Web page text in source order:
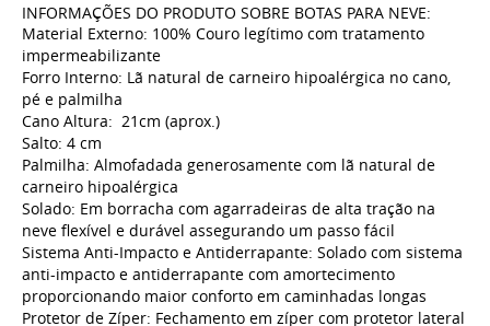
INFORMAÇÕES DO PRODUTO SOBRE BOTAS PARA NEVE:
Material Externo: 100% Couro legítimo com tratamento
impermeabilizante
Forro Interno: Lã natural de carneiro hipoalérgica no cano,
pé e palmilha
Cano Altura: 21cm (aprox.)
Salto: 4 cm
Palmilha: Almofadada generosamente com lã natural de
carneiro hipoalérgica
Solado: Em borracha com agarradeiras de alta tração na
neve flexível e durável assegurando um passo fácil
Sistema Anti-Impacto e Antiderrapante: Solado com sistema
anti-impacto e antiderrapante com amortecimento
proporcionando maior conforto em caminhadas longas
Protetor de Zíper: Fechamento em zíper com protetor lateral